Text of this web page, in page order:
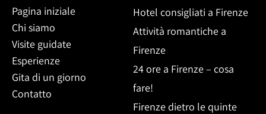
Pagina iniziale
Chi siamo
Visite guidate
Esperienze
Gita di un giorno
Contatto
Hotel consigliati a Firenze
Attività romantiche a
Firenze
24 ore a Firenze – cosa
fare!
Firenze dietro le quinte